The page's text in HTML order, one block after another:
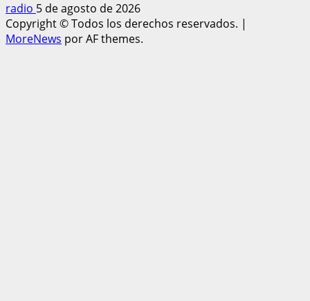
radio 5 de agosto de 2026
Copyright © Todos los derechos reservados. |
MoreNews por AF themes.